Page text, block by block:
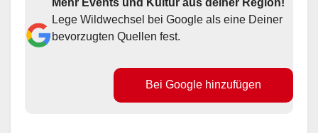
Lege Wildwechsel bei Google als eine Deiner
bevorzugten Quellen fest.
Bei Google hinzufügen